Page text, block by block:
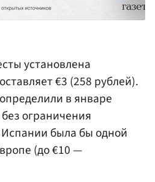
установлена
€3 (258 рублей).
в январе
ограничения
Испании была бы одной
(до €10 —